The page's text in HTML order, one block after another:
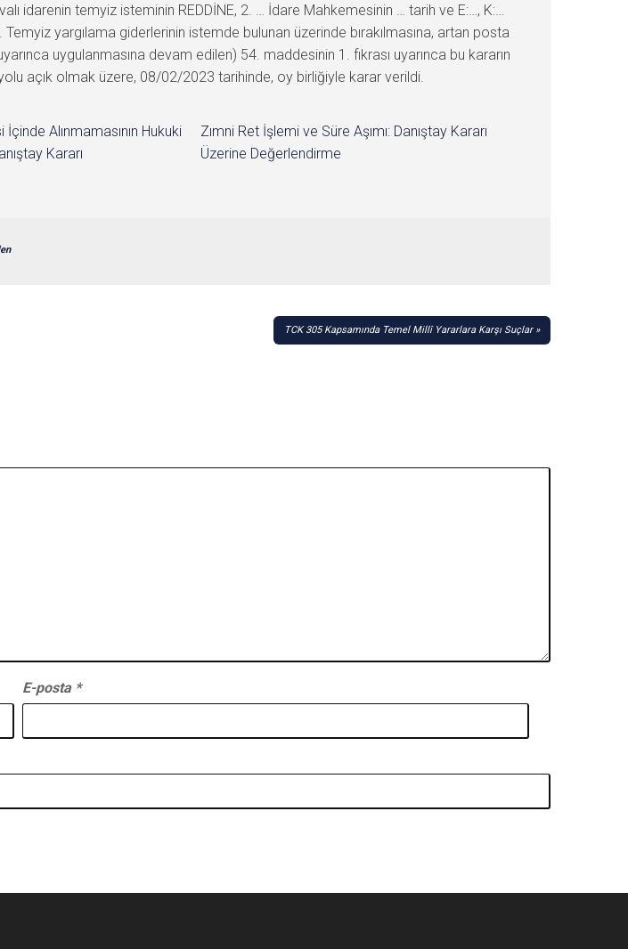
idarenin temyiz isteminin REDDİNE, 2. … İdare Mahkemesinin … tarih ve E:…, K:…
yargılama giderlerinin istemde bulunan üzerinde bırakılmasına, artan posta
uygulanmasına devam edilen) 54. maddesinin 1. fıkrası uyarınca bu kararın
açık olmak üzere, 08/02/2023 tarihinde, oy birliğiyle karar verildi.
Alınmamasının Hukuki
Kararı
Zımni Ret İşlemi ve Süre Aşımı: Danıştay Kararı
Üzerine Değerlendirme
TCK 305 Kapsamında Temel Millî Yararlara Karşı Suçlar
E-posta *